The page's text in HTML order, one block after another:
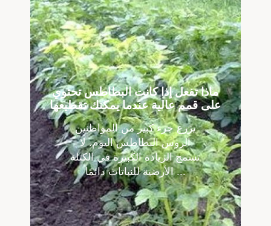
ماذا تفعل إذا كانت البطاطس تحتوي
على قمم عالية عندما يمكنك تقطيعها
يزرع جزء كبير من المواطنين
الروس البطاطس اليوم. لا
تسمح الزيادة الكبيرة في الكتلة
الأرضية للنباتات دائمًا ...